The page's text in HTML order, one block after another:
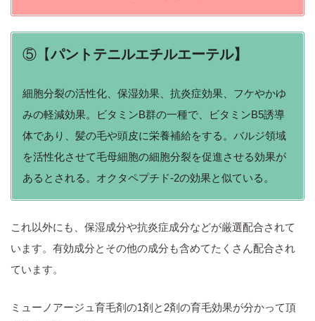
⑤【パントテニルエチルエーテル】
細胞分裂の活性化、保湿効果、抗炎症効果、フケやかゆ
みの軽減効果。ビタミンB群の一種で、ビタミンB5誘導
体であり、髪の毛や頭皮に栄養補給をする。バルジ領域
を活性化させて毛母細胞の細胞分裂を促進させる効果が
あるとされる。オクタペプチド-2の効果と似ている。
これ以外にも、保湿成分や抗炎症成分などが厳選配合されて
います。有効成分とその他の成分も含めてたくさん配合され
ています。
ミューノアージュ育毛剤の1剤と2剤の育毛効果が分かって頂